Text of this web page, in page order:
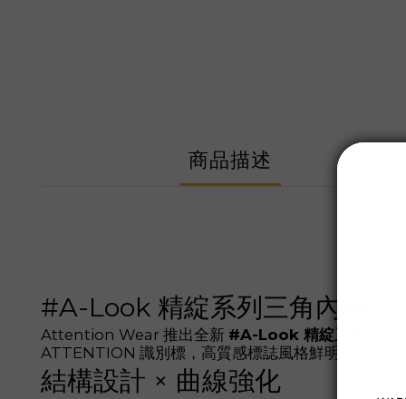
商品描述
#A-Look 精綻系列三角內褲 -
Attention Wear 推出全新 #A-Look 精綻系列
ATTENTION 識別標，高質感標誌風格鮮明。綠白
結構設計 × 曲線強化